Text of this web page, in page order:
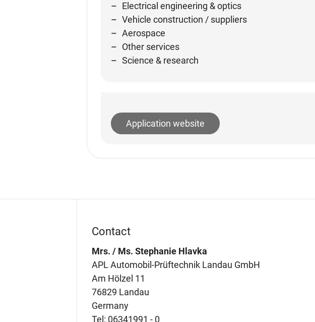
Electrical engineering & optics
Vehicle construction / suppliers
Aerospace
Other services
Science & research
Application website
Contact
Mrs. / Ms. Stephanie Hlavka
APL Automobil-Prüftechnik Landau GmbH
Am Hölzel 11
76829 Landau
Germany
Tel: 06341991 - 0